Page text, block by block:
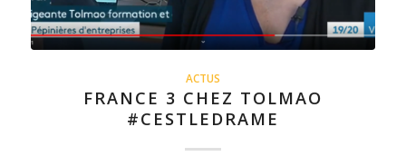
ACTUS
FRANCE 3 CHEZ TOLMAO
#CESTLEDRAME